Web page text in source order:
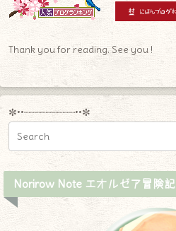
Thank you for reading. See you !
✼••┈┈┈┈┈┈┈┈┈••✼
Norirow Note エオルゼア冒険記